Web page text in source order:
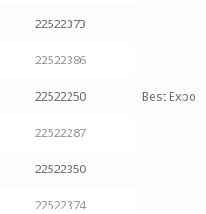
22522373
22522386
22522250 Best Expo
22522287
22522350
22522374